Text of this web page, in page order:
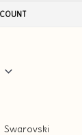
Swarovski